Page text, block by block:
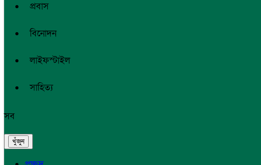
প্রবাস
বিনোদন
লাইফস্টাইল
সাহিত্য
সব